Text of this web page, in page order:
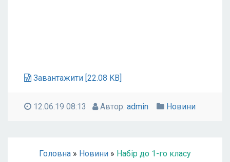
Завантажити [22.08 KB]
12.06.19 08:13 Автор: admin Новини
Головна » Новини » Набір до 1-го класу